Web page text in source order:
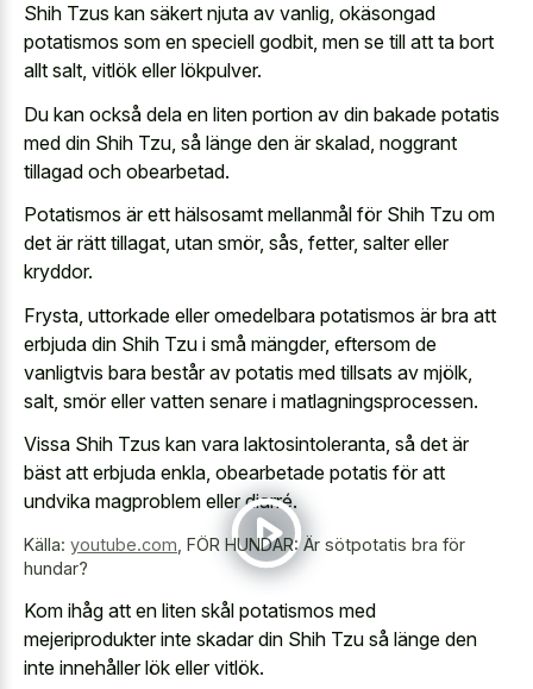
Shih Tzus kan säkert njuta av vanlig, okäsongad
potatismos som en speciell godbit, men se till att ta bort
allt salt, vitlök eller lökpulver.
Du kan också dela en liten portion av din bakade potatis
med din Shih Tzu, så länge den är skalad, noggrant
tillagad och obearbetad.
Potatismos är ett hälsosamt mellanmål för Shih Tzu om
det är rätt tillagat, utan smör, sås, fetter, salter eller
kryddor.
Frysta, uttorkade eller omedelbara potatismos är bra att
erbjuda din Shih Tzu i små mängder, eftersom de
vanligtvis bara består av potatis med tillsats av mjölk,
salt, smör eller vatten senare i matlagningsprocessen.
Vissa Shih Tzus kan vara laktosintoleranta, så det är
bäst att erbjuda enkla, obearbetade potatis för att
undvika magproblem eller diarré.
Källa: youtube.com FÖR HUNDAR: Är sötpotatis bra för
hundar?
Kom ihåg att en liten skål potatismos med
mejeriprodukter inte skadar din Shih Tzu så länge den
inte innehåller lök eller vitlök.